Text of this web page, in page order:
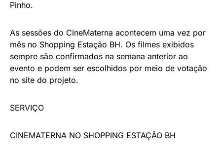
Pinho.
As sessões do CineMaterna acontecem uma vez por
mês no Shopping Estação BH. Os filmes exibidos
sempre são confirmados na semana anterior ao
evento e podem ser escolhidos por meio de votação
no site do projeto.
SERVIÇO
CINEMATERNA NO SHOPPING ESTAÇÃO BH